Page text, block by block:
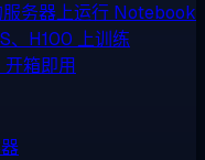
务器上运行 Notebook
、H100 上训练
箱即用